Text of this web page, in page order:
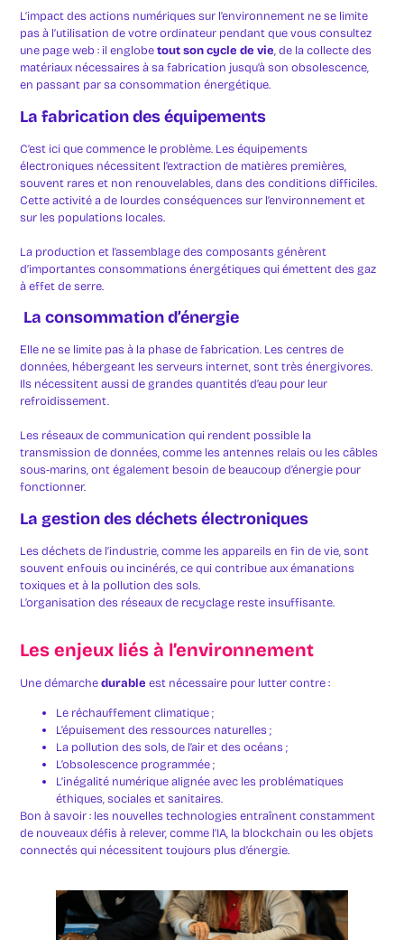
L’impact des actions numériques sur l’environnement ne se limite
pas à l’utilisation de votre ordinateur pendant que vous consultez
une page web : il englobetout son cycle de vie, de la collecte des
matériaux nécessaires à sa fabrication jusqu’à son obsolescence,
en passant par sa consommation énergétique.
La fabrication des équipements
C’est ici que commence le problème. Les équipements
électroniques nécessitent l’extraction de matières premières,
souvent rares et non renouvelables, dans des conditions difficiles.
Cette activité a de lourdes conséquences sur l’environnement et
sur les populations locales.
La production et l’assemblage des composants génèrent
d’importantes consommations énergétiques qui émettent des gaz
à effet de serre.
La consommation d’énergie
Elle ne se limite pas à la phase de fabrication. Les centres de
données, hébergeant les serveurs internet, sont très énergivores.
Ils nécessitent aussi de grandes quantités d’eau pour leur
refroidissement.
Les réseaux de communication qui rendent possible la
transmission de données, comme les antennes relais ou les câbles
sous-marins, ont également besoin de beaucoup d’énergie pour
fonctionner.
La gestion des déchets électroniques
Les déchets de l’industrie, comme les appareils en fin de vie, sont
souvent enfouis ou incinérés, ce qui contribue aux émanations
toxiques et à la pollution des sols.
L’organisation des réseaux de recyclage reste insuffisante.
Les enjeux liés à l’environnement
Une démarchedurable est nécessaire pour lutter contre :
Le réchauffement climatique ;
L’épuisement des ressources naturelles ;
La pollution des sols, de l’air et des océans ;
L’obsolescence programmée ;
L’inégalité numérique alignée avec les problématiques
éthiques, sociales et sanitaires.
Bon à savoir : les nouvelles technologies entraînent constamment
de nouveaux défis à relever, comme l’IA, la blockchain ou les objets
connectés qui nécessitent toujours plus d’énergie.